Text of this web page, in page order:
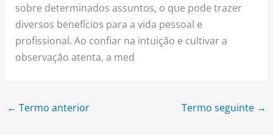
sobre determinados assuntos, o que pode trazer
diversos benefícios para a vida pessoal e
profissional. Ao confiar na intuição e cultivar a
observação atenta, a med
← Termo anterior Termo seguinte →